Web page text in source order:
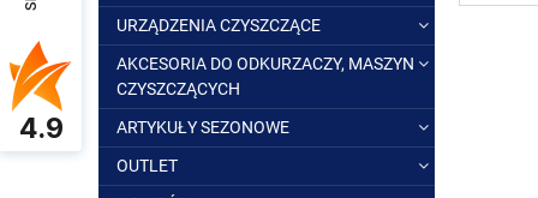
URZĄDZENIA CZYSZCZĄCE
AKCESORIA DO ODKURZACZY, MASZYN
CZYSZCZĄCYCH
ARTYKUŁY SEZONOWE
OUTLET
4.9